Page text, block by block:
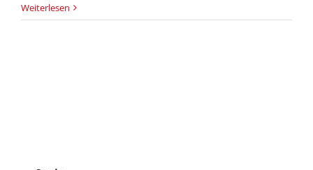
Weiterlesen